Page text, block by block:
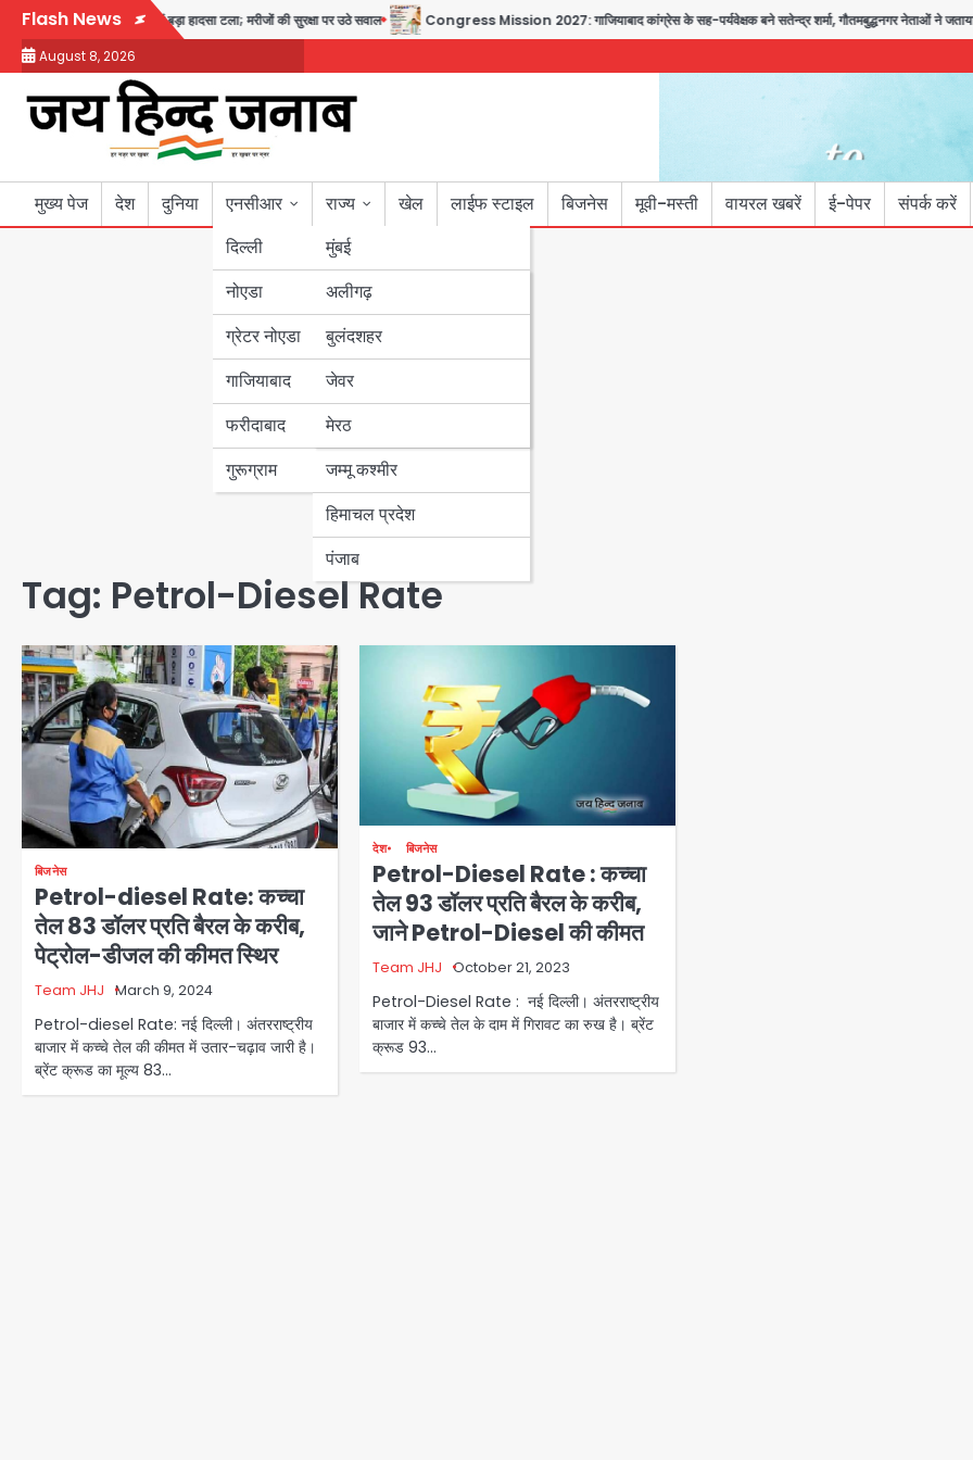
Skip
content
Flash News
गायनो OT गैलरी में बड़ा हादसा टला; मरीजों की सुरक्षा पर उठे सवाल Congress Mission 2027: गाजियाबाद कांग्रेस के सह-पर्यवेक्षक बने सतेन्द्र शर्मा, गौतमबुद्धनगर नेताओं ने जताया
August 8, 2026
मुख्य पेज देश दुनिया
एनसीआर
दिल्ली
नोएडा
ग्रेटर नोएडा
गाजियाबाद
फरीदाबाद
गुरूग्राम
राज्य
मुंबई
उत्तर प्रदेश
अलीगढ़
बुलंदशहर
जेवर
मेरठ
बिहार
पंजाब
हरियाणा
जम्मू कश्मीर
हिमाचल प्रदेश
पंजाब
खेल लाईफ स्टाइल बिजनेस मूवी-मस्ती वायरल खबरें ई-पेपर संपर्क करें
Tag: Petrol-Diesel Rate
बिजनेस
Petrol-diesel Rate: कच्चा
तेल 83 डॉलर प्रति बैरल के करीब,
पेट्रोल-डीजल की कीमत स्थिर
Team JHJ March 9, 2024
Petrol-diesel Rate: नई दिल्ली। अंतरराष्ट्रीय
बाजार में कच्चे तेल की कीमत में उतार-चढ़ाव जारी है।
ब्रेंट क्रूड का मूल्य 83…
देश बिजनेस
Petrol-Diesel Rate : कच्चा
तेल 93 डॉलर प्रति बैरल के करीब,
जाने Petrol-Diesel की कीमत
Team JHJ October 21, 2023
Petrol-Diesel Rate : नई दिल्ली। अंतरराष्ट्रीय
बाजार में कच्चे तेल के दाम में गिरावट का रुख है। ब्रेंट
क्रूड 93…